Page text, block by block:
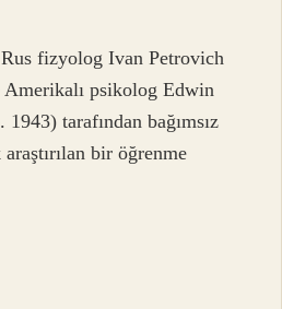
fizyolog Ivan Petrovich
psikolog Edwin
tarafından bağımsız
bir öğrenme